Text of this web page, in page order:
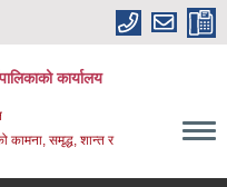
कार्यालय
कामना, समृद्ध, शान्त र